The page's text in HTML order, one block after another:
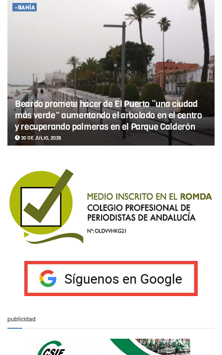
-BAHÍA
Beardo promete hacer de El Puerto “una ciudad
más verde” aumentando el arbolado en el centro
y recuperando palmeras en el Parque Calderón
30 DE JULIO, 2026
publicidad